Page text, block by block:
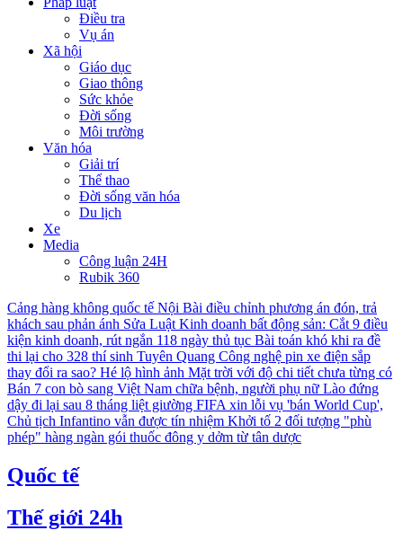
Điều tra
Vụ án
Xã hội
Giáo dục
Giao thông
Sức khỏe
Đời sống
Môi trường
Văn hóa
Giải trí
Thể thao
Đời sống văn hóa
Du lịch
Xe
Media
Công luận 24H
Rubik 360
Cảng hàng không quốc tế Nội Bài điều chỉnh phương án đón, trả
khách sau phản ánh Sửa Luật Kinh doanh bất động sản: Cắt 9 điều
kiện kinh doanh, rút ngắn 118 ngày thủ tục Bài toán khó khi ra đề
thi lại cho 328 thí sinh Tuyên Quang Công nghệ pin xe điện sắp
thay đổi ra sao? Hé lộ hình ảnh Mặt trời với độ chi tiết chưa từng có
Bán 7 con bò sang Việt Nam chữa bệnh, người phụ nữ Lào đứng
dậy đi lại sau 8 tháng liệt giường FIFA xin lỗi vụ 'bán World Cup',
Chủ tịch Infantino vẫn được tín nhiệm Khởi tố 2 đối tượng "phù
phép" hàng ngàn gói thuốc đông y dởm từ tân dược
Quốc tế
Thế giới 24h